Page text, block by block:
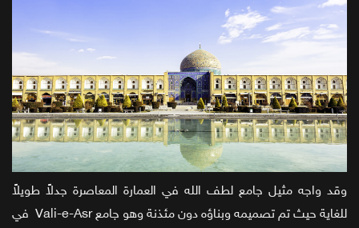
وقد واجه مثيل جامع لطف الله في العمارة المعاصرة جدلاً طويلاً
للغاية حيث تم تصميمه وبناؤه دون مئذنة وهو جامع Vali-e-Asr في